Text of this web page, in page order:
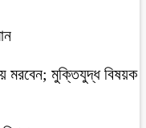
মরবেন; মুক্তিযুদ্ধ বিষয়ক